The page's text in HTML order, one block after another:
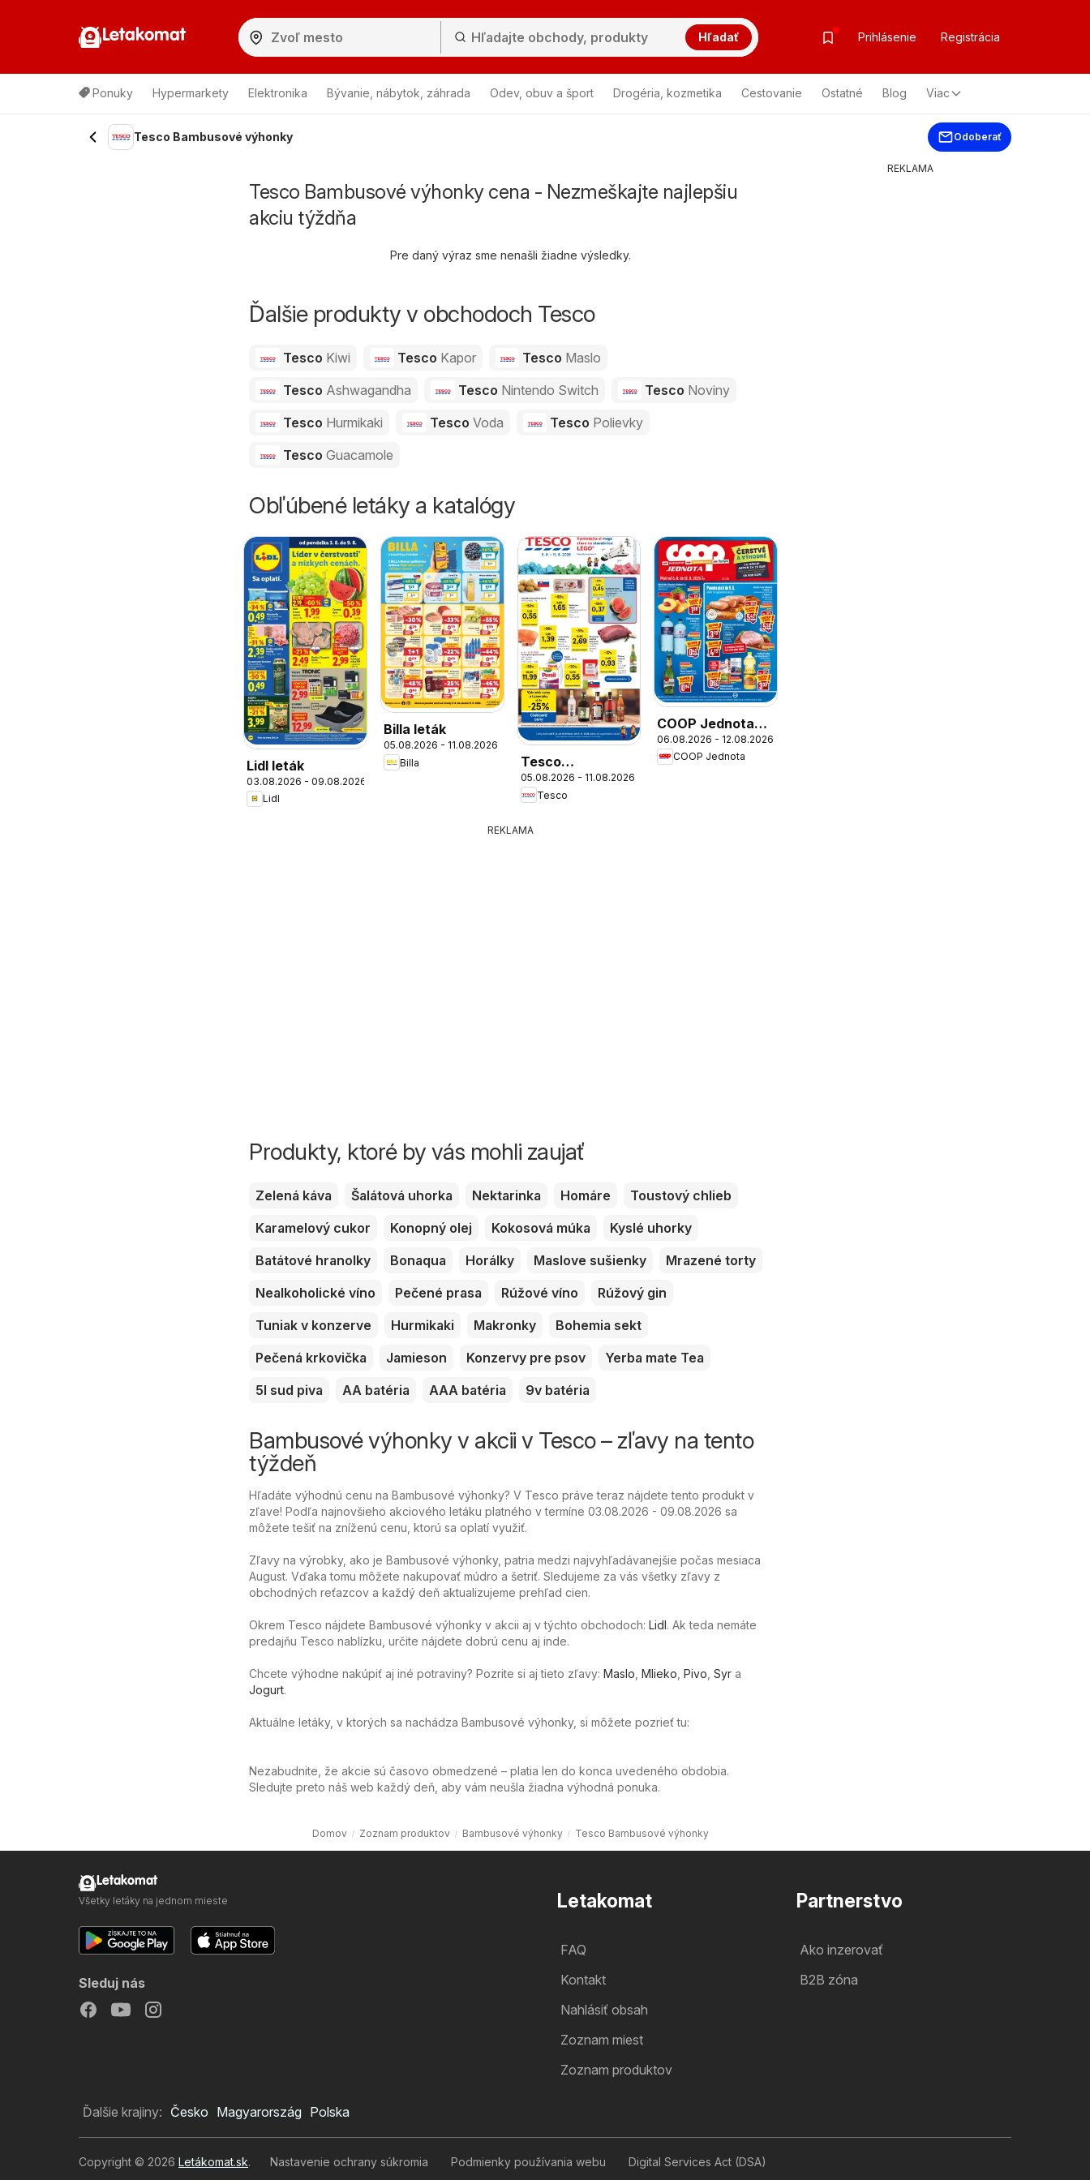
Letakomat Hľadať Prihlásenie Registrácia
Ponuky Hypermarkety Elektronika Bývanie, nábytok, záhrada Odev, obuv a šport Drogéria, kozmetika Cestovanie Ostatné Blog Viac
Tesco Bambusové výhonky Odoberať
Tesco Bambusové výhonky cena - Nezmeškajte najlepšiu
akciu týždňa
Pre daný výraz sme nenašli žiadne výsledky.
Ďalšie produkty v obchodoch Tesco
Tesco Kiwi Tesco Kapor Tesco Maslo
Tesco Ashwagandha Tesco Nintendo Switch Tesco Noviny
Tesco Hurmikaki Tesco Voda Tesco Polievky
Tesco Guacamole
Obľúbené letáky a katalógy
Lidl leták
03.08.2026 - 09.08.2026
Lidl
Billa leták
05.08.2026 - 11.08.2026
Billa
Tesco
Hypermarket -
leták
05.08.2026 - 11.08.2026
Tesco
COOP Jednota
leták
06.08.2026 - 12.08.2026
COOP Jednota
REKLAMA
Produkty, ktoré by vás mohli zaujať
Zelená káva Šalátová uhorka Nektarinka Homáre
Toustový chlieb
Karamelový cukor
Konopný olej Kokosová múka
Kyslé uhorky
Batátové hranolky
Bonaqua Horálky Maslove sušienky
Mrazené torty
Nealkoholické víno
Pečené prasa Rúžové víno
Rúžový gin
Tuniak v konzerve
Hurmikaki Makronky
Bohemia sekt
Pečená krkovička
Jamieson Konzervy pre psov
Yerba mate Tea
5l sud piva
AA batéria AAA batéria 9v batéria
Bambusové výhonky v akcii v Tesco – zľavy na tento
týždeň
Hľadáte výhodnú cenu na Bambusové výhonky? V Tesco práve teraz nájdete tento produkt v
zľave! Podľa najnovšieho akciového letáku platného v termíne 03.08.2026 - 09.08.2026 sa
môžete tešiť na zníženú cenu, ktorú sa oplatí využiť.
Zľavy na výrobky, ako je Bambusové výhonky, patria medzi najvyhľadávanejšie počas mesiaca
August. Vďaka tomu môžete nakupovať múdro a šetriť. Sledujeme za vás všetky zľavy z
obchodných reťazcov a každý deň aktualizujeme prehľad cien.
Okrem Tesco nájdete Bambusové výhonky v akcii aj v týchto obchodoch: Lidl. Ak teda nemáte
predajňu Tesco nablízku, určite nájdete dobrú cenu aj inde.
Chcete výhodne nakúpiť aj iné potraviny? Pozrite si aj tieto zľavy: Maslo Mlieko Pivo Syr a
Jogurt.
Aktuálne letáky, v ktorých sa nachádza Bambusové výhonky, si môžete pozrieť tu:
Nezabudnite, že akcie sú časovo obmedzené – platia len do konca uvedeného obdobia.
Sledujte preto náš web každý deň, aby vám neušla žiadna výhodná ponuka.
Domov Zoznam produktov Bambusové výhonky Tesco Bambusové výhonky
REKLAMA
Letakomat
FAQ
Kontakt
Nahlásiť obsah
Zoznam miest
Zoznam produktov
Partnerstvo
Ako inzerovať
B2B zóna
Letakomat
Všetky letáky na jednom mieste
Sleduj nás
Ďalšie krajiny: Česko Magyarország Polska
Copyright © 2026 Letákomat.sk. Nastavenie ochrany súkromia Podmienky používania webu Digital Services Act (DSA)